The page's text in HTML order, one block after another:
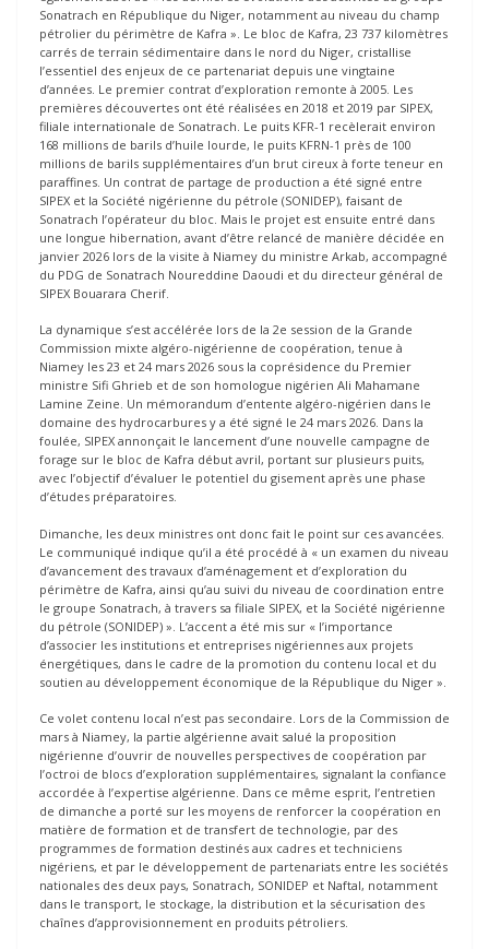
Sonatrach en République du Niger, notamment au niveau du champ
pétrolier du périmètre de Kafra ». Le bloc de Kafra, 23 737 kilomètres
carrés de terrain sédimentaire dans le nord du Niger, cristallise
l’essentiel des enjeux de ce partenariat depuis une vingtaine
d’années. Le premier contrat d’exploration remonte à 2005. Les
premières découvertes ont été réalisées en 2018 et 2019 par SIPEX,
filiale internationale de Sonatrach. Le puits KFR-1 recèlerait environ
168 millions de barils d’huile lourde, le puits KFRN-1 près de 100
millions de barils supplémentaires d’un brut cireux à forte teneur en
paraffines. Un contrat de partage de production a été signé entre
SIPEX et la Société nigérienne du pétrole (SONIDEP), faisant de
Sonatrach l’opérateur du bloc. Mais le projet est ensuite entré dans
une longue hibernation, avant d’être relancé de manière décidée en
janvier 2026 lors de la visite à Niamey du ministre Arkab, accompagné
du PDG de Sonatrach Noureddine Daoudi et du directeur général de
SIPEX Bouarara Cherif.
La dynamique s’est accélérée lors de la 2e session de la Grande
Commission mixte algéro-nigérienne de coopération, tenue à
Niamey les 23 et 24 mars 2026 sous la coprésidence du Premier
ministre Sifi Ghrieb et de son homologue nigérien Ali Mahamane
Lamine Zeine. Un mémorandum d’entente algéro-nigérien dans le
domaine des hydrocarbures y a été signé le 24 mars 2026. Dans la
foulée, SIPEX annonçait le lancement d’une nouvelle campagne de
forage sur le bloc de Kafra début avril, portant sur plusieurs puits,
avec l’objectif d’évaluer le potentiel du gisement après une phase
d’études préparatoires.
Dimanche, les deux ministres ont donc fait le point sur ces avancées.
Le communiqué indique qu’il a été procédé à « un examen du niveau
d’avancement des travaux d’aménagement et d’exploration du
périmètre de Kafra, ainsi qu’au suivi du niveau de coordination entre
le groupe Sonatrach, à travers sa filiale SIPEX, et la Société nigérienne
du pétrole (SONIDEP) ». L’accent a été mis sur « l’importance
d’associer les institutions et entreprises nigériennes aux projets
énergétiques, dans le cadre de la promotion du contenu local et du
soutien au développement économique de la République du Niger ».
Ce volet contenu local n’est pas secondaire. Lors de la Commission de
mars à Niamey, la partie algérienne avait salué la proposition
nigérienne d’ouvrir de nouvelles perspectives de coopération par
l’octroi de blocs d’exploration supplémentaires, signalant la confiance
accordée à l’expertise algérienne. Dans ce même esprit, l’entretien
de dimanche a porté sur les moyens de renforcer la coopération en
matière de formation et de transfert de technologie, par des
programmes de formation destinés aux cadres et techniciens
nigériens, et par le développement de partenariats entre les sociétés
nationales des deux pays, Sonatrach, SONIDEP et Naftal, notamment
dans le transport, le stockage, la distribution et la sécurisation des
chaînes d’approvisionnement en produits pétroliers.